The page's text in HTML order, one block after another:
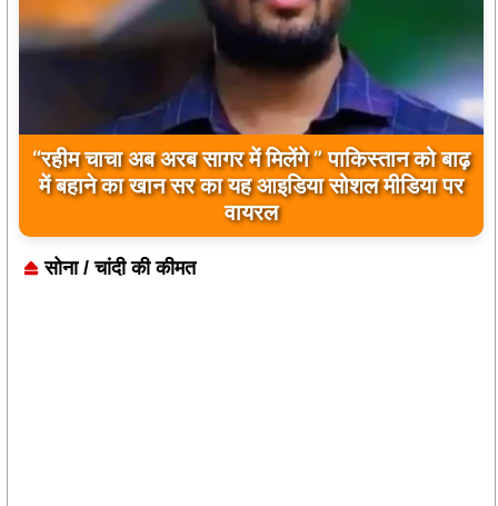
“रहीम चाचा अब अरब सागर में मिलेंगे ” पाकिस्तान को बाढ़
में बहाने का खान सर का यह आइडिया सोशल मीडिया पर
वायरल
सोना / चांदी की कीमत